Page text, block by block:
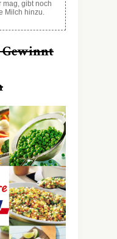
mag, gibt noch
Milch hinzu.
Gewinnt